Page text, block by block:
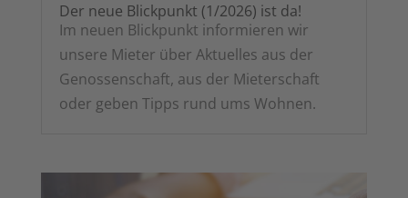
Der neue Blick­punkt (1/2026) ist da!
Im neu­en Blick­punkt infor­mie­ren wir
unse­re Mie­ter über Aktu­el­les aus der
Genos­sen­schaft, aus der Mie­ter­schaft
oder geben Tipps rund ums Wohnen.